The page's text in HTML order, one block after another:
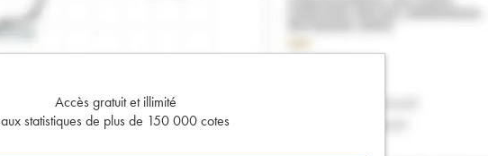
Accès gratuit et illimité
aux statistiques de plus de 150 000 cotes